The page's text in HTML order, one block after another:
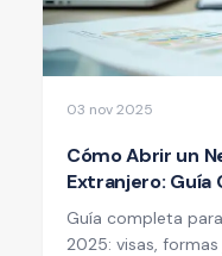
03 nov 2025
Cómo Abrir un
Extranjero:
Guía completa
2025: visas,